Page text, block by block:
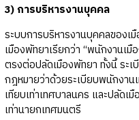
3) การบริหารงานบุคคล
ระบบการบริหารงานบุคคลของ
เมืองพัทยาเรียกว่า “พนักงานเ
ตรงต่อปลัดเมืองพัทยา ทั้งนี้ ระ
กฎหมายว่าด้วยระเบียบพนักงาน
เทียบเท่าเทศบาลนคร และปลัด
เท่านายกเทศมนตรี